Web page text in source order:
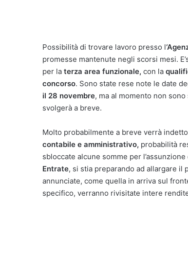
Possibilità di trovare lavoro presso l
promesse mantenute negli scorsi mesi.
per la terza area funzionale, con la
concorso. Sono state rese note le date
il 28 novembre, ma al momento non
svolgerà a breve.
Molto probabilmente a breve verrà
contabile e amministrativo, probabilità
sbloccate alcune somme per
Entrate, si stia preparando ad allargare
annunciate, come quella in arriva sul
specifico, verranno rivisitate intere